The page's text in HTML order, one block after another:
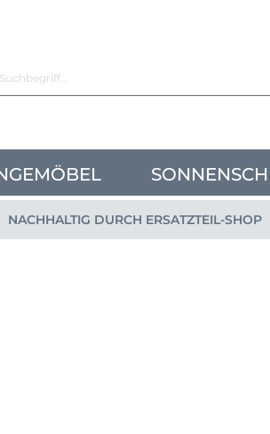
NACHHALTIG DURCH ERSATZTEIL-SHOP